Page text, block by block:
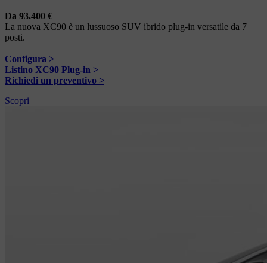
Da 93.400 €
La nuova XC90 è un lussuoso SUV ibrido plug-in versatile da 7
posti.
Configura >
Listino XC90 Plug-in >
Richiedi un preventivo >
Scopri